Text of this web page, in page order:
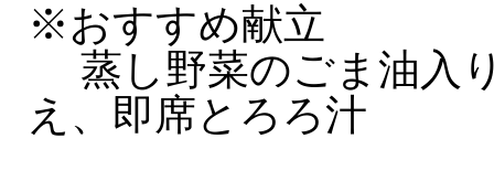
※おすすめ献立
蒸し野菜のごま油入
え、即席とろろ汁